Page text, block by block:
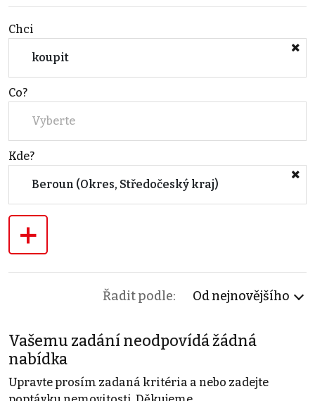
Chci
koupit
Co?
Vyberte
Kde?
Beroun (Okres, Středočeský kraj)
+
Řadit podle: Od nejnovějšího
Vašemu zadání neodpovídá žádná
nabídka
Upravte prosím zadaná kritéria a nebo zadejte